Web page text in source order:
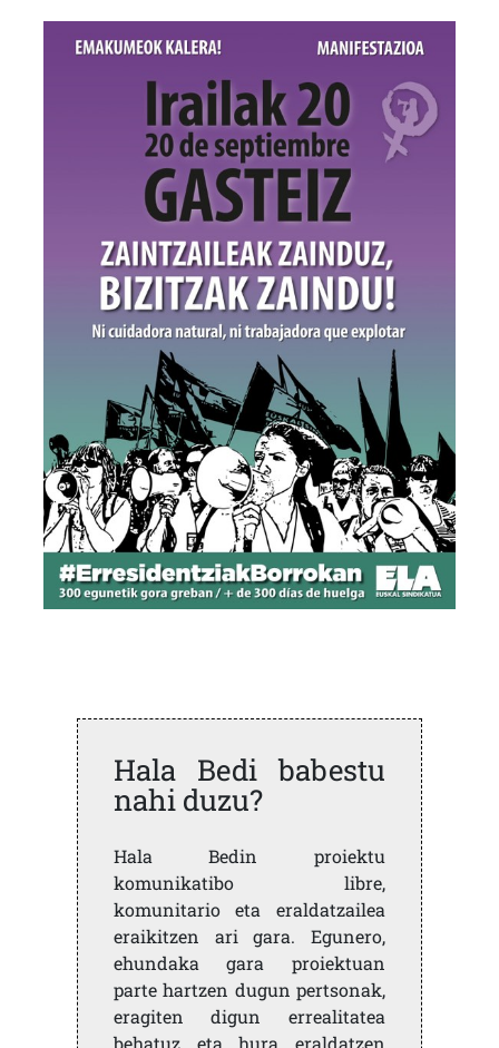
Hala Bedi babestu
nahi duzu?
Hala Bedin proiektu
komunikatibo libre,
komunitario eta eraldatzailea
eraikitzen ari gara. Egunero,
ehundaka gara proiektuan
parte hartzen dugun pertsonak,
eragiten digun errealitatea
behatuz eta hura eraldatzen